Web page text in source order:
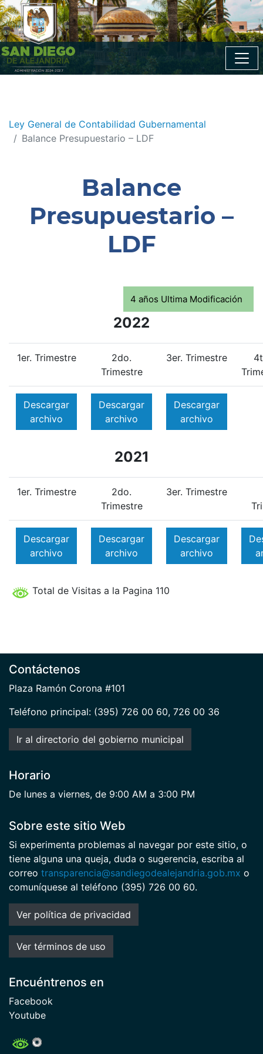
Ley General de Contabilidad Gubernamental
Balance Presupuestario – LDF
Balance
Presupuestario –
LDF
4 años Ultima Modificación
2022
1er. Trimestre
2do.
Trimestre
3er. Trimestre
Descargar
archivo
Descargar
archivo
Descargar
archivo
2021
1er. Trimestre
2do.
Trimestre
3er. Trimestre
Descargar
archivo
Descargar
archivo
Descargar
archivo
Total de Visitas a la Pagina 110
Contáctenos
Plaza Ramón Corona #101
Teléfono principal: (395) 726 00 60, 726 00 36
Ir al directorio del gobierno municipal
Horario
De lunes a viernes, de 9:00 AM a 3:00 PM
Sobre este sitio Web
Si experimenta problemas al navegar por este sitio, o
tiene alguna una queja, duda o sugerencia, escriba al
correo transparencia@sandiegodealejandria.gob.mx o
comuníquese al teléfono (395) 726 00 60.
Ver política de privacidad
Ver términos de uso
Encuéntrenos en
Facebook
Youtube